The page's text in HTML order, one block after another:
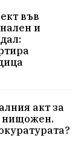
дол
във
и
акт за
нищожен.